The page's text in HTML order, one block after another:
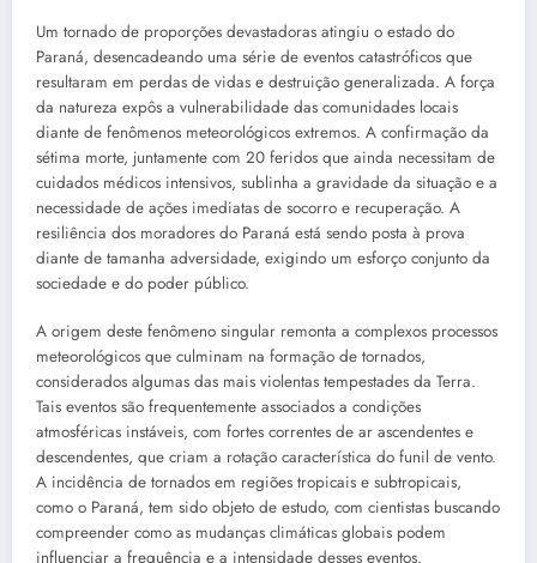
Um tornado de proporções devastadoras atingiu o estado do
Paraná, desencadeando uma série de eventos catastróficos que
resultaram em perdas de vidas e destruição generalizada. A força
da natureza expôs a vulnerabilidade das comunidades locais
diante de fenômenos meteorológicos extremos. A confirmação da
sétima morte, juntamente com 20 feridos que ainda necessitam de
cuidados médicos intensivos, sublinha a gravidade da situação e a
necessidade de ações imediatas de socorro e recuperação. A
resiliência dos moradores do Paraná está sendo posta à prova
diante de tamanha adversidade, exigindo um esforço conjunto da
sociedade e do poder público.
A origem deste fenômeno singular remonta a complexos processos
meteorológicos que culminam na formação de tornados,
considerados algumas das mais violentas tempestades da Terra.
Tais eventos são frequentemente associados a condições
atmosféricas instáveis, com fortes correntes de ar ascendentes e
descendentes, que criam a rotação característica do funil de vento.
A incidência de tornados em regiões tropicais e subtropicais,
como o Paraná, tem sido objeto de estudo, com cientistas buscando
compreender como as mudanças climáticas globais podem
influenciar a frequência e a intensidade desses eventos.